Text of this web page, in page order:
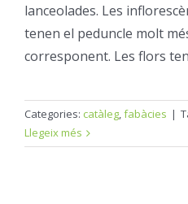
lanceolades. Les
tenen el peduncle molt
corresponent. Les flors
Categories: catàleg,fabàcies |
Llegeix més